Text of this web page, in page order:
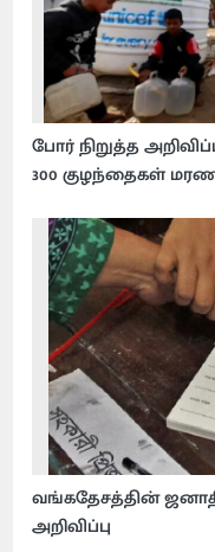
போர் நிறுத்த
300 குழந்தைகள்
வங்கதேசத்தின்
அறிவிப்பு